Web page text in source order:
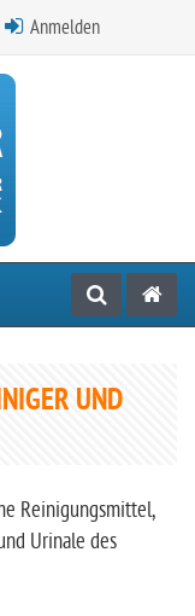
Anmelden
UND
Reinigungsmittel,
Urinale des